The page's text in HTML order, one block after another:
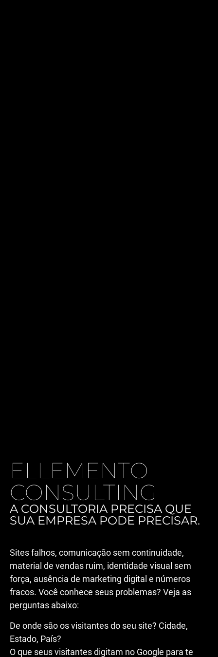
ELLEMENTO
CONSULTING
A CONSULTORIA PRECISA QUE
SUA EMPRESA PODE PRECISAR.
Sites falhos, comunicação sem continuidade,
material de vendas ruim, identidade visual sem
força, ausência de marketing digital e números
fracos. Você conhece seus problemas? Veja as
perguntas abaixo:
De onde são os visitantes do seu site? Cidade,
Estado, País?
O que seus visitantes digitam no Google para te